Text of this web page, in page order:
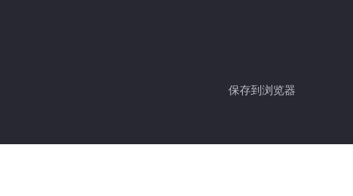
保存到浏览器